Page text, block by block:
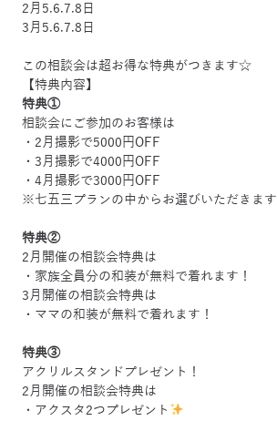
2月5.6.7.8日
3月5.6.7.8日
この相談会は超お得な特典がつきます☆
【特典内容】
特典①
相談会にご参加のお客様は
・2月撮影で5000円OFF
・3月撮影で4000円OFF
・4月撮影で3000円OFF
※七五三プランの中からお選びいただきます
特典②
2月開催の相談会特典は
・家族全員分の和装が無料で着れます！
3月開催の相談会特典は
・ママの和装が無料で着れます！
特典③
アクリルスタンドプレゼント！
2月開催の相談会特典は
・アクスタ2つプレゼント